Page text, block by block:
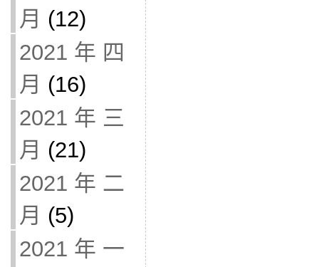
月 (12)
2021 年 四
月 (16)
2021 年 三
月 (21)
2021 年 二
月 (5)
2021 年 一